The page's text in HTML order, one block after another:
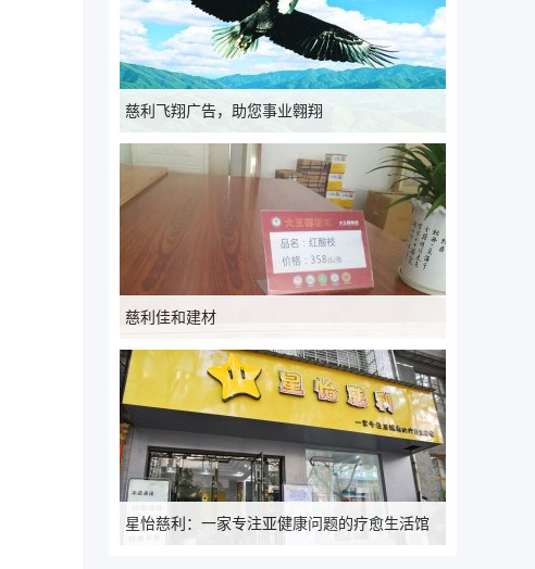
慈利飞翔广告，助您事业翱翔
慈利佳和建材
星怡慈利：一家专注亚健康问题的疗愈生活馆